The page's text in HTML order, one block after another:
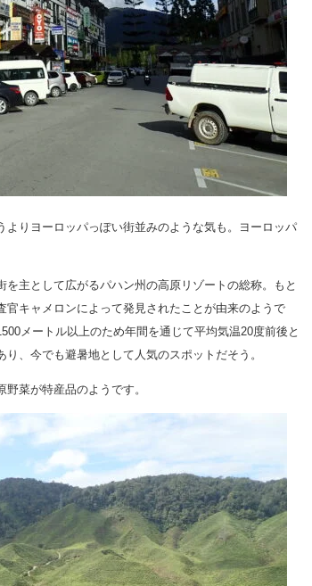
りヨーロッパっぽい街並みのような気も。ヨーロッパ
主として広がるパハン州の高原リゾートの総称。もと
キャメロンによって発見されたことが由来のようで
メートル以上のため年間を通じて平均気温20度前後と
、今でも避暑地として人気のスポットだそう。
菜が特産品のようです。